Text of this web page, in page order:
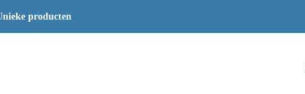
producten